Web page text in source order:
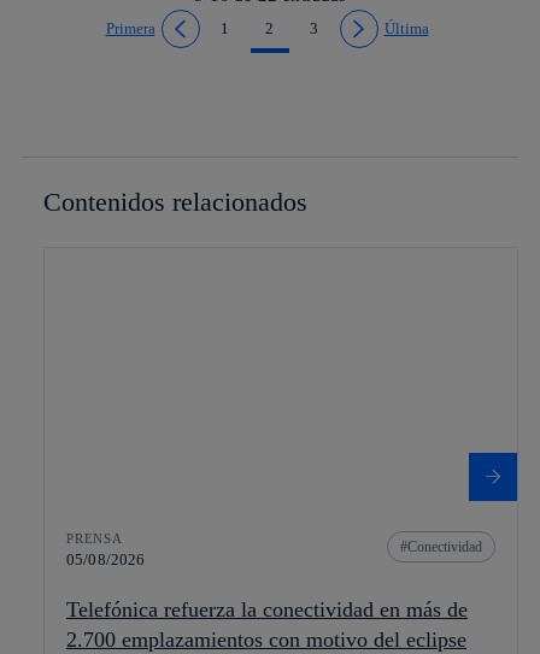
Primera
Ir a página anterior
1 2 3
Ir a página siguiente
Última
Contenidos relacionados
PRENSA
05/08/2026
Conectividad
Telefónica refuerza la conectividad en más de
2.700 emplazamientos con motivo del eclipse